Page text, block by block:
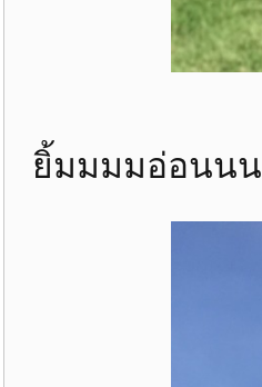
ยิ้มมมมอ่อนนน